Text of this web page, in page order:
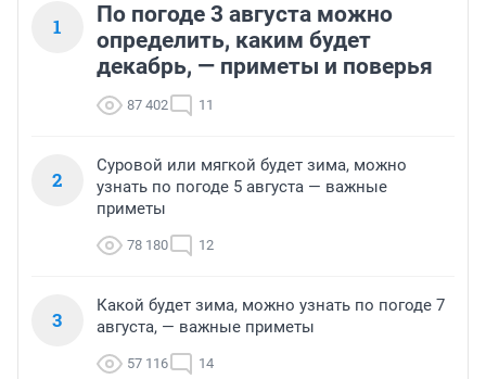
1
По погоде 3 августа можно
определить, каким будет
декабрь, — приметы и поверья
87 402 11
2
Суровой или мягкой будет зима, можно
узнать по погоде 5 августа — важные
приметы
78 180 12
3
Какой будет зима, можно узнать по погоде 7
августа, — важные приметы
57 116 14